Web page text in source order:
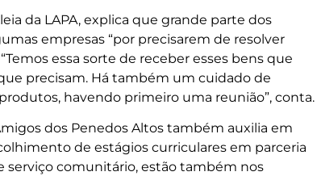
da LAPA, explica que grande parte dos
empresas “por precisarem de resolver
essa sorte de receber esses bens que
precisam. Há também um cuidado de
havendo primeiro uma reunião”, conta.
dos Penedos Altos também auxilia em
de estágios curriculares em parceria
serviço comunitário, estão também nos